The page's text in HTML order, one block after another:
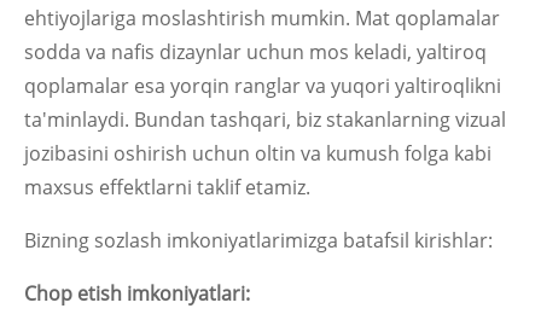
ehtiyojlariga moslashtirish mumkin. Mat qoplamalar
sodda va nafis dizaynlar uchun mos keladi, yaltiroq
qoplamalar esa yorqin ranglar va yuqori yaltiroqlikni
ta'minlaydi. Bundan tashqari, biz stakanlarning vizual
jozibasini oshirish uchun oltin va kumush folga kabi
maxsus effektlarni taklif etamiz.
Bizning sozlash imkoniyatlarimizga batafsil kirishlar:
Chop etish imkoniyatlari: